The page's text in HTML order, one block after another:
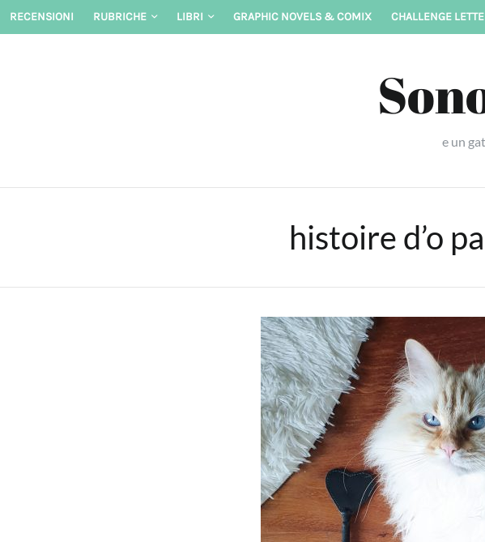
Skip
RECENSIONI RUBRICHE LIBRI GRAPHIC NOVELS & COMIX CHALLENGE
e un
histoire d’o